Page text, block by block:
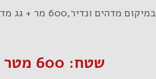
במיקום מדהים ונדיר,600 מר + גג מדהים!
שטח: 600 מטר